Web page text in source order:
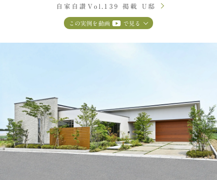
自家自讃Vol.139 掲載 U邸
この実例を動画 で見る